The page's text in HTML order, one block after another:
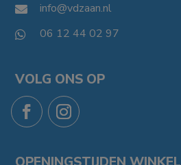
 info@vdzaan.nl
 06 12 44 02 97
VOLG ONS OP